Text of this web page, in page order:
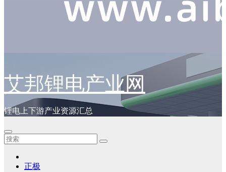
艾邦锂电产业网
锂电上下游产业资源汇总
正极